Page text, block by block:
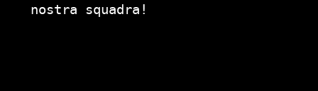
nostra squadra!